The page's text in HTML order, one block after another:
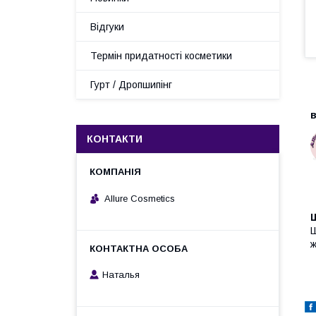
Відгуки
Термін придатності косметики
Гурт / Дропшипінг
КОНТАКТИ
Allure Cosmetics
Наталья